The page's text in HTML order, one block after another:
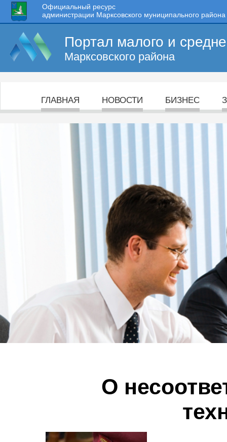
Официальный ресурс
администрации Марксовского муниципального района
Портал малого и
Марксовского района
ГЛАВНАЯ НОВОСТИ БИЗНЕС
О